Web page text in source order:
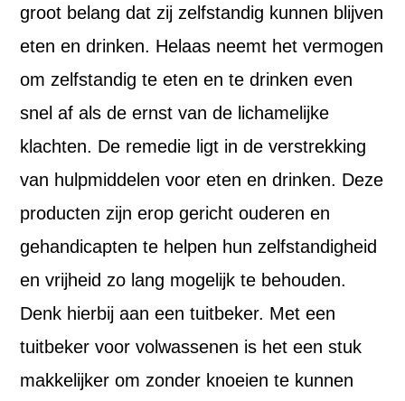
groot belang dat zij zelfstandig kunnen blijven
eten en drinken. Helaas neemt het vermogen
om zelfstandig te eten en te drinken even
snel af als de ernst van de lichamelijke
klachten. De remedie ligt in de verstrekking
van hulpmiddelen voor eten en drinken. Deze
producten zijn erop gericht ouderen en
gehandicapten te helpen hun zelfstandigheid
en vrijheid zo lang mogelijk te behouden.
Denk hierbij aan een tuitbeker. Met een
tuitbeker voor volwassenen is het een stuk
makkelijker om zonder knoeien te kunnen